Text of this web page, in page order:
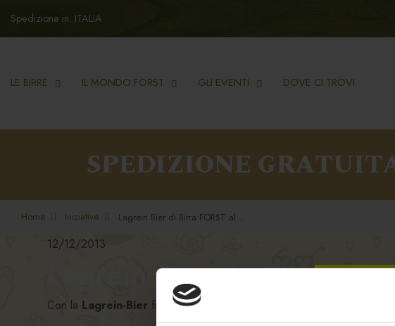
Spedizione in: ITALIA
LE BIRRE IL MONDO FORST GLI EVENTI DOVE CI TROVI
SPEDIZIONE
Home Iniziative Lagrein Bier di Birra FORST al WineFestival.
12/12/2013
Lagrein Bier di Birra
Con la Lagrein-Bier fu realizzata per la prima volta una